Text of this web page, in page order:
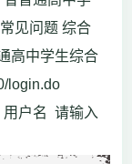
见问题 综合
高中学生综合
login.do
用户名 请输入